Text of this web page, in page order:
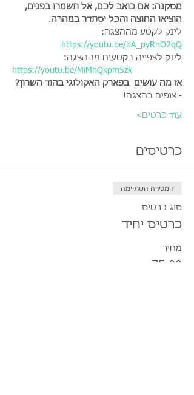
מסקנה: אם כואב לכם, אל תשמרו בפנים,
הוציאו החוצה והכל יסתדר במהרה.
לינק לקטע מההצגה:
https://youtu.be/bA_pyRhO2qQ
לינק לצפייה בקטעים מההצגה:
https://youtu.be/MiMnQkpm5zk
אז מה עושים  בפארק האקולוגי בהוד השרון?
- צופים בהצגה!
עוד פרטים>
כרטיסים
המכירה הסתיימה
סוג כרטיס
כרטיס יחיד
מחיר